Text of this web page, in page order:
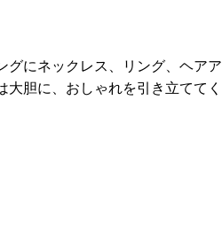
にネックレス、リング、ヘアア
胆に、おしゃれを引き立ててく